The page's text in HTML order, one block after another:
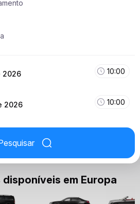
2026 10:00
2026 10:00
em Europa